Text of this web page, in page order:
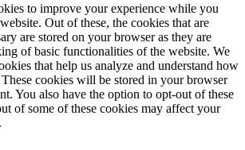
to improve your experience while you
Out of these, the cookies that are
are stored on your browser as they are
of basic functionalities of the website. We
that help us analyze and understand how
cookies will be stored in your browser
You also have the option to opt-out of these
of some of these cookies may affect your